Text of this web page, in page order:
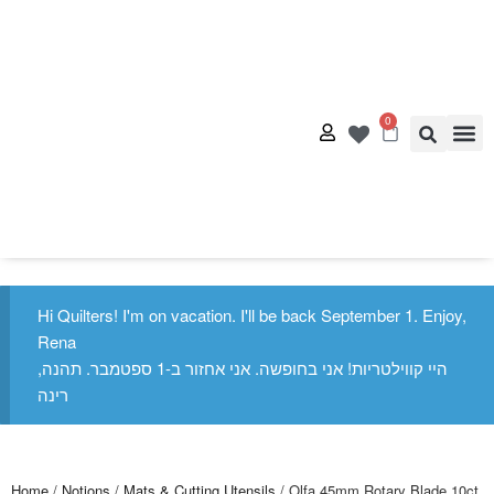
0
Hi Quilters! I'm on vacation. I'll be back September 1. Enjoy,
Rena
היי קווילטריות! אני בחופשה. אני אחזור ב-1 ספטמבר. תהנה,
רינה
Home / Notions / Mats & Cutting Utensils / Olfa 45mm Rotary Blade 10ct